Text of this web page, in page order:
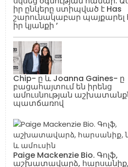
իր ընկերը ստիպված է Has
շարունակաբար պայքարել
իր կյանքի ’
Chip- ը և Joanna Gaines- ը
բացահայտում են իրենց
ամուսնության
պատճառով
Paige Mackenzie Bio. Գոլֆ,
աշխատավարձ, հարսանիք,